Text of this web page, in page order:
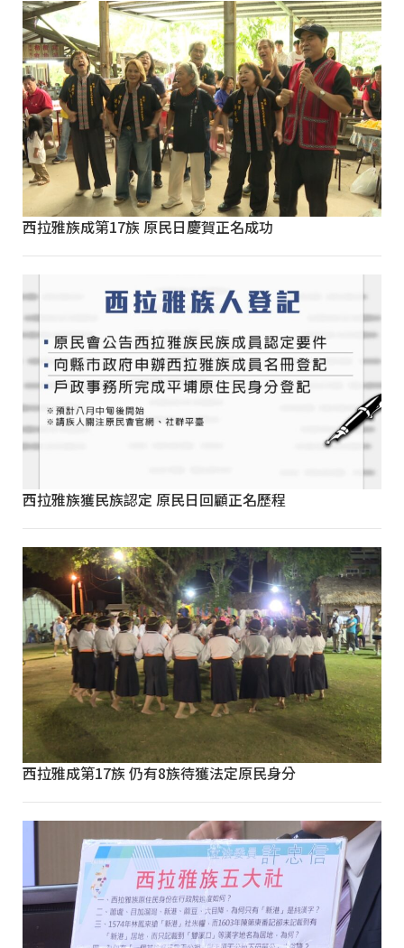
西拉雅族成第17族 原民日慶賀正名成功
西拉雅族獲民族認定 原民日回顧正名歷程
西拉雅成第17族 仍有8族待獲法定原民身分